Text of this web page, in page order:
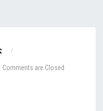
Comments are Closed